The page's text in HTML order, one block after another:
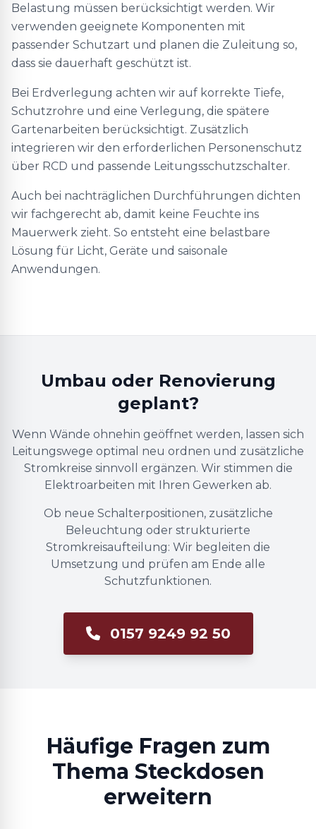
Belastung müssen berücksichtigt werden. Wir
verwenden geeignete Komponenten mit
passender Schutzart und planen die Zuleitung so,
dass sie dauerhaft geschützt ist.
Bei Erdverlegung achten wir auf korrekte Tiefe,
Schutzrohre und eine Verlegung, die spätere
Gartenarbeiten berücksichtigt. Zusätzlich
integrieren wir den erforderlichen Personenschutz
über RCD und passende Leitungsschutzschalter.
Auch bei nachträglichen Durchführungen dichten
wir fachgerecht ab, damit keine Feuchte ins
Mauerwerk zieht. So entsteht eine belastbare
Lösung für Licht, Geräte und saisonale
Anwendungen.
Umbau oder Renovierung
geplant?
Wenn Wände ohnehin geöffnet werden, lassen sich
Leitungswege optimal neu ordnen und zusätzliche
Stromkreise sinnvoll ergänzen. Wir stimmen die
Elektroarbeiten mit Ihren Gewerken ab.
Ob neue Schalterpositionen, zusätzliche
Beleuchtung oder strukturierte
Stromkreisaufteilung: Wir begleiten die
Umsetzung und prüfen am Ende alle
Schutzfunktionen.
0157 9249 92 50
Häufige Fragen zum
Thema Steckdosen
erweitern